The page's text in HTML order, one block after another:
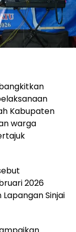
Kabupaten
warga
2026
Sinjai